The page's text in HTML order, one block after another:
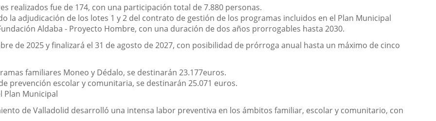
realizados fue de 174, con una participación total de 7.880 personas.
la adjudicación de los lotes 1 y 2 del contrato de gestión de los programas incluidos en el Plan Municipal
Aldaba - Proyecto Hombre, con una duración de dos años prorrogables hasta 2030.
de 2025 y finalizará el 31 de agosto de 2027, con posibilidad de prórroga anual hasta un máximo de cinco
familiares Moneo y Dédalo, se destinarán 23.177euros.
prevención escolar y comunitaria, se destinarán 25.071 euros.
Plan Municipal
de Valladolid desarrolló una intensa labor preventiva en los ámbitos familiar, escolar y comunitario, con